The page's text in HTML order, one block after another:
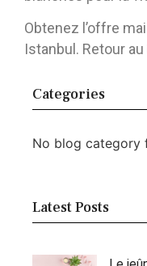
Obtenez l’offre
Istanbul. Retour
Categories
No blog category
Latest Posts